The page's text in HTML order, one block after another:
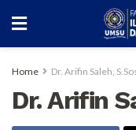
Home Dr. Arifin Saleh,
Dr. Arifin